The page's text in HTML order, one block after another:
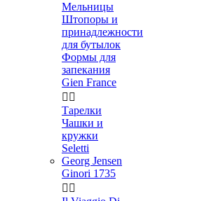
Мельницы
Штопоры и
принадлежности
для бутылок
Формы для
запекания
Gien France
 
Тарелки
Чашки и
кружки
Seletti
Georg Jensen
Ginori 1735
 